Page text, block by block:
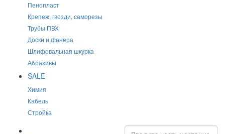
Пенопласт
Крепеж, гвозди, саморезы
Трубы ПВХ
Доски и фанера
Шлифовальная шкурка
Абразивы
SALE
Химия
Кабель
Стройка